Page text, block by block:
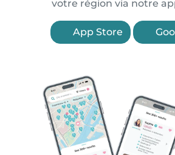
votre région via notre
App Store